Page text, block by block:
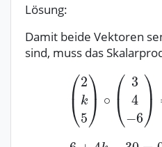
Lösung:
Damit beide Vektoren
sind, muss das